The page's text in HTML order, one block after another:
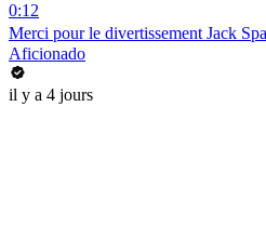
0:12
Merci pour le divertissement Jack
Aficionado
il y a 4 jours